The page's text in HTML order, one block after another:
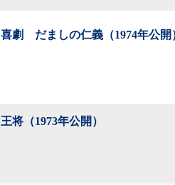
喜劇 だましの仁義（1974年公開
王将（1973年公開）